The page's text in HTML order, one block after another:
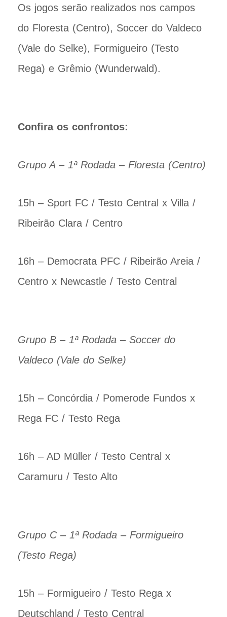
Os jogos serão realizados nos campos
do Floresta (Centro), Soccer do Valdeco
(Vale do Selke), Formigueiro (Testo
Rega) e Grêmio (Wunderwald).
Confira os confrontos:
Grupo A – 1ª Rodada – Floresta (Centro)
15h – Sport FC / Testo Central x Villa /
Ribeirão Clara / Centro
16h – Democrata PFC / Ribeirão Areia /
Centro x Newcastle / Testo Central
Grupo B – 1ª Rodada – Soccer do
Valdeco (Vale do Selke)
15h – Concórdia / Pomerode Fundos x
Rega FC / Testo Rega
16h – AD Müller / Testo Central x
Caramuru / Testo Alto
Grupo C – 1ª Rodada – Formigueiro
(Testo Rega)
15h – Formigueiro / Testo Rega x
Deutschland / Testo Central